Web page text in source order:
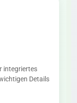
integriertes
Details